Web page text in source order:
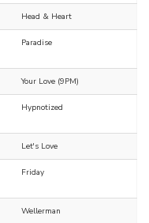
Head & Heart
Paradise
Your Love (9PM)
Hypnotized
Let's Love
Friday
Wellerman